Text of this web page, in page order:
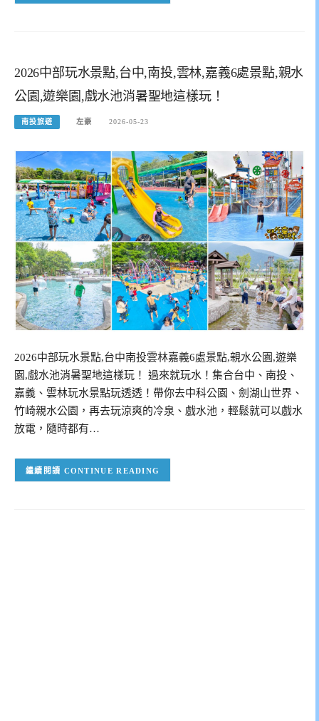
2026中部玩水景點,台中,南投,雲林,嘉義6處景點,親水
公園,遊樂園,戲水池消暑聖地這樣玩！
南投旅遊 左豪 2026-05-23
2026中部玩水景點,台中南投雲林嘉義6處景點,親水公園,遊樂
園,戲水池消暑聖地這樣玩！ 過來就玩水！集合台中、南投、
嘉義、雲林玩水景點玩透透！帶你去中科公園、劍湖山世界、
竹崎親水公園，再去玩涼爽的冷泉、戲水池，輕鬆就可以戲水
放電，隨時都有…
CONTINUE READING